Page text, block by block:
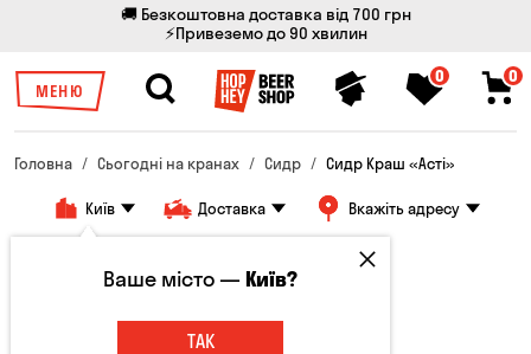
🚚 Безкоштовна доставка від 700 грн
⚡Привеземо до 90 хвилин
МЕНЮ
0 0
Головна Сьогодні на кранах Сидр Сидр Краш «Асті»
Київ Доставка Вкажіть адресу
Ваше місто —Київ?
ТАК